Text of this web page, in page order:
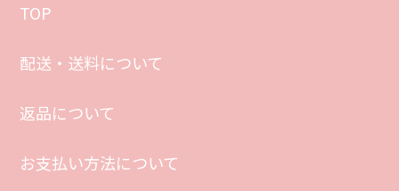
3,520円(税込)
TOP
配送・送料について
返品について
お支払い方法について